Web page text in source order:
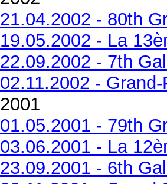
21.04.2002 - 80th
19.05.2002 - La
22.09.2002 - 7th
02.11.2002 -
2001
01.05.2001 - 79th
03.06.2001 - La
23.09.2001 - 6th